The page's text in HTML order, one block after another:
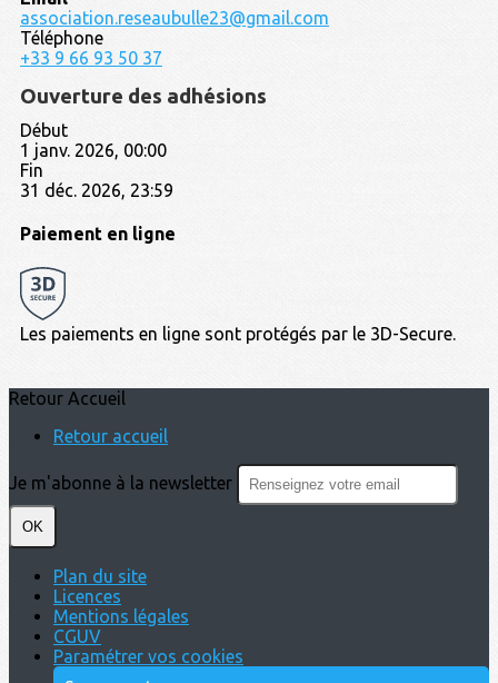
association.reseaubulle23@gmail.com
Téléphone
+33 9 66 93 50 37
Ouverture des adhésions
Début
1 janv. 2026, 00:00
Fin
31 déc. 2026, 23:59
Paiement en ligne
Les paiements en ligne sont protégés par le 3D-Secure.
Retour Accueil
Retour accueil
Je m'abonne à la newsletter
OK
Plan du site
Licences
Mentions légales
CGUV
Paramétrer vos cookies